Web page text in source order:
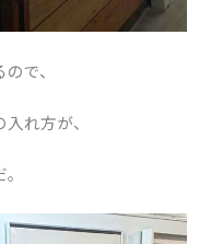
で、
れ方が、